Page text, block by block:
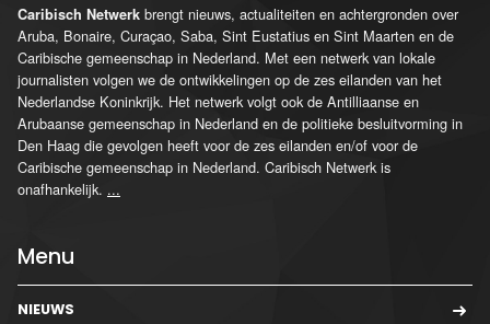
Caribisch Netwerk brengt nieuws, actualiteiten en achtergronden over
Aruba, Bonaire, Curaçao, Saba, Sint Eustatius en Sint Maarten en de
Caribische gemeenschap in Nederland. Met een netwerk van lokale
journalisten volgen we de ontwikkelingen op de zes eilanden van het
Nederlandse Koninkrijk. Het netwerk volgt ook de Antilliaanse en
Arubaanse gemeenschap in Nederland en de politieke besluitvorming in
Den Haag die gevolgen heeft voor de zes eilanden en/of voor de
Caribische gemeenschap in Nederland. Caribisch Netwerk is
onafhankelijk. ...
Menu
NIEUWS